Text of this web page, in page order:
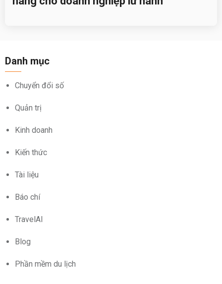
Danh mục
Chuyển đổi số
Quản trị
Kinh doanh
Kiến thức
Tài liệu
Báo chí
TravelAI
Blog
Phần mềm du lịch